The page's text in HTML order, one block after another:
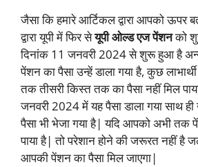
जैसा कि हमारे आर्टिकल द्वारा आपको ऊपर
द्वारा यूपी में फिर सेयूपी ओल्ड एज पेंशनको
दिनांक 11 जनवरी 2024 से शुरू हुआ है
पेंशन का पैसा उन्हें डाला गया है, कुछ
तक तीसरी किस्त तक का पैसा नहीं मिल
जनवरी 2024 में यह पैसा डाला गया साथ
पैसा भी भेजा गया है| यदि आपको अभी तक
पाया है| तो परेशान होने की जरूरत नहीं है
आपकी पेंशन का पैसा मिल जाएगा|